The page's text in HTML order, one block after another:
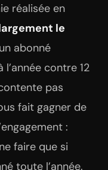
réalisée en
le
abonné
contre 12
pas
fait gagner de
:
faire que si
toute l’année.